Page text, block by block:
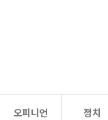
오피니언 정치